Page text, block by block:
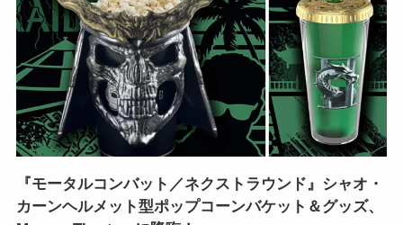
『モータルコンバット／ネクストラウンド』シャオ・
カーンヘルメット型ポップコーンバケット＆グッズ、